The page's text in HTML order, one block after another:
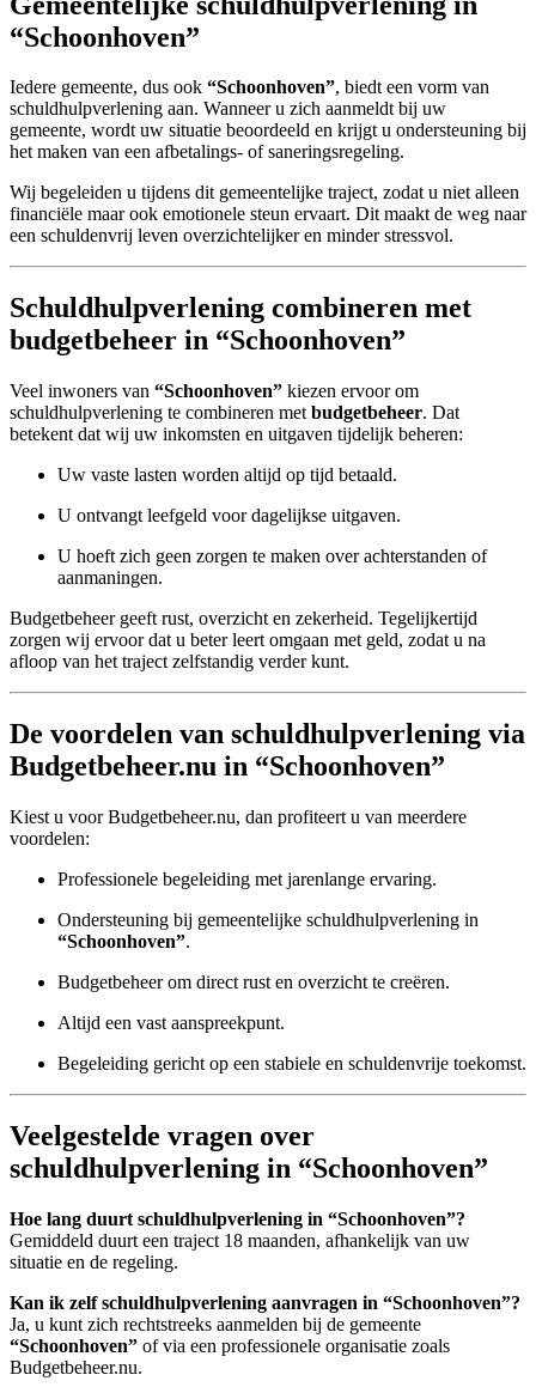
“Schoonhoven”
Iedere gemeente, dus ook “Schoonhoven”, biedt een vorm van
schuldhulpverlening aan. Wanneer u zich aanmeldt bij uw
gemeente, wordt uw situatie beoordeeld en krijgt u ondersteuning bij
het maken van een afbetalings- of saneringsregeling.
Wij begeleiden u tijdens dit gemeentelijke traject, zodat u niet alleen
financiële maar ook emotionele steun ervaart. Dit maakt de weg naar
een schuldenvrij leven overzichtelijker en minder stressvol.
Schuldhulpverlening combineren met
budgetbeheer in “Schoonhoven”
Veel inwoners van “Schoonhoven” kiezen ervoor om
schuldhulpverlening te combineren met budgetbeheer. Dat
betekent dat wij uw inkomsten en uitgaven tijdelijk beheren:
Uw vaste lasten worden altijd op tijd betaald.
U ontvangt leefgeld voor dagelijkse uitgaven.
U hoeft zich geen zorgen te maken over achterstanden of
aanmaningen.
Budgetbeheer geeft rust, overzicht en zekerheid. Tegelijkertijd
zorgen wij ervoor dat u beter leert omgaan met geld, zodat u na
afloop van het traject zelfstandig verder kunt.
De voordelen van schuldhulpverlening via
Budgetbeheer.nu in “Schoonhoven”
Kiest u voor Budgetbeheer.nu, dan profiteert u van meerdere
voordelen:
Professionele begeleiding met jarenlange ervaring.
Ondersteuning bij gemeentelijke schuldhulpverlening in
“Schoonhoven”.
Budgetbeheer om direct rust en overzicht te creëren.
Altijd een vast aanspreekpunt.
Begeleiding gericht op een stabiele en schuldenvrije toekomst.
Veelgestelde vragen over
schuldhulpverlening in “Schoonhoven”
Hoe lang duurt schuldhulpverlening in “Schoonhoven”?
Gemiddeld duurt een traject 18 maanden, afhankelijk van uw
situatie en de regeling.
Kan ik zelf schuldhulpverlening aanvragen in “Schoonhoven”?
Ja, u kunt zich rechtstreeks aanmelden bij de gemeente
“Schoonhoven” of via een professionele organisatie zoals
Budgetbeheer.nu.